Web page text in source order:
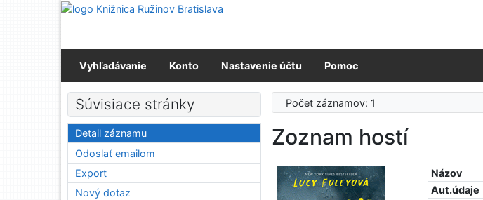
Prejsť na obsah
Vyhľadávanie Konto Nastavenie účtu Pomoc
Počet záznamov: 1
Zoznam hostí
Názov
Aut.údaje
Súvisiace stránky
Detail záznamu
Odoslať emailom
Export
Nový dotaz